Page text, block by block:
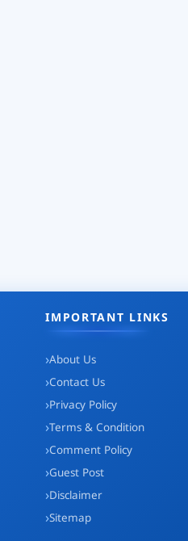
IMPORTANT LINKS
About Us
Contact Us
Privacy Policy
Terms & Condition
Comment Policy
Guest Post
Disclaimer
Sitemap